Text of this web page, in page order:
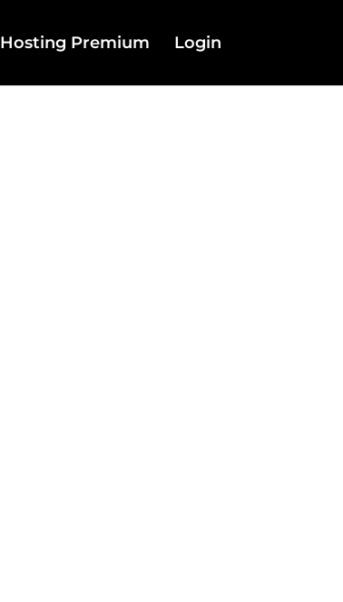
Hosting Premium Login